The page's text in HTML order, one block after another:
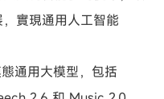
實現通用人工智能
通用大模型，包括